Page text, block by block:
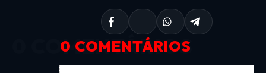
0 COMENTÁRIOS